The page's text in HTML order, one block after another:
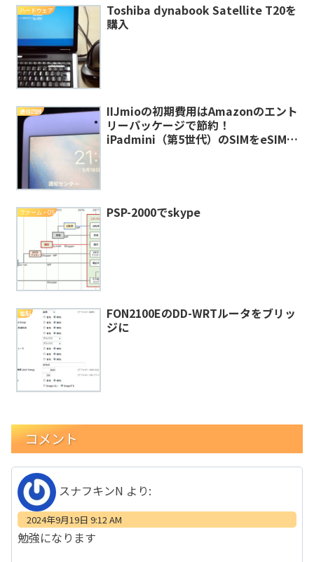
ハードウェア
Toshiba dynabook Satellite T20を
購入
通信回線
IIJmioの初期費用はAmazonのエント
リーパッケージで節約！
iPadmini（第5世代）のSIMをeSIMに
ファーム・OS PSP-2000でskype
電脳
FON2100EのDD-WRTルータをブリッ
ジに
コメント
スナフキンN より:
2024年9月19日 9:12 AM
勉強になります